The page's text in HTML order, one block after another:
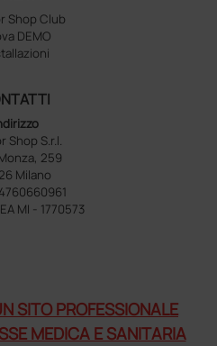
Shop Club
DEMO
Shop S.r.l.
259
Milano
MI - 1770573
SITO PROFESSIONALE
MEDICA E SANITARIA